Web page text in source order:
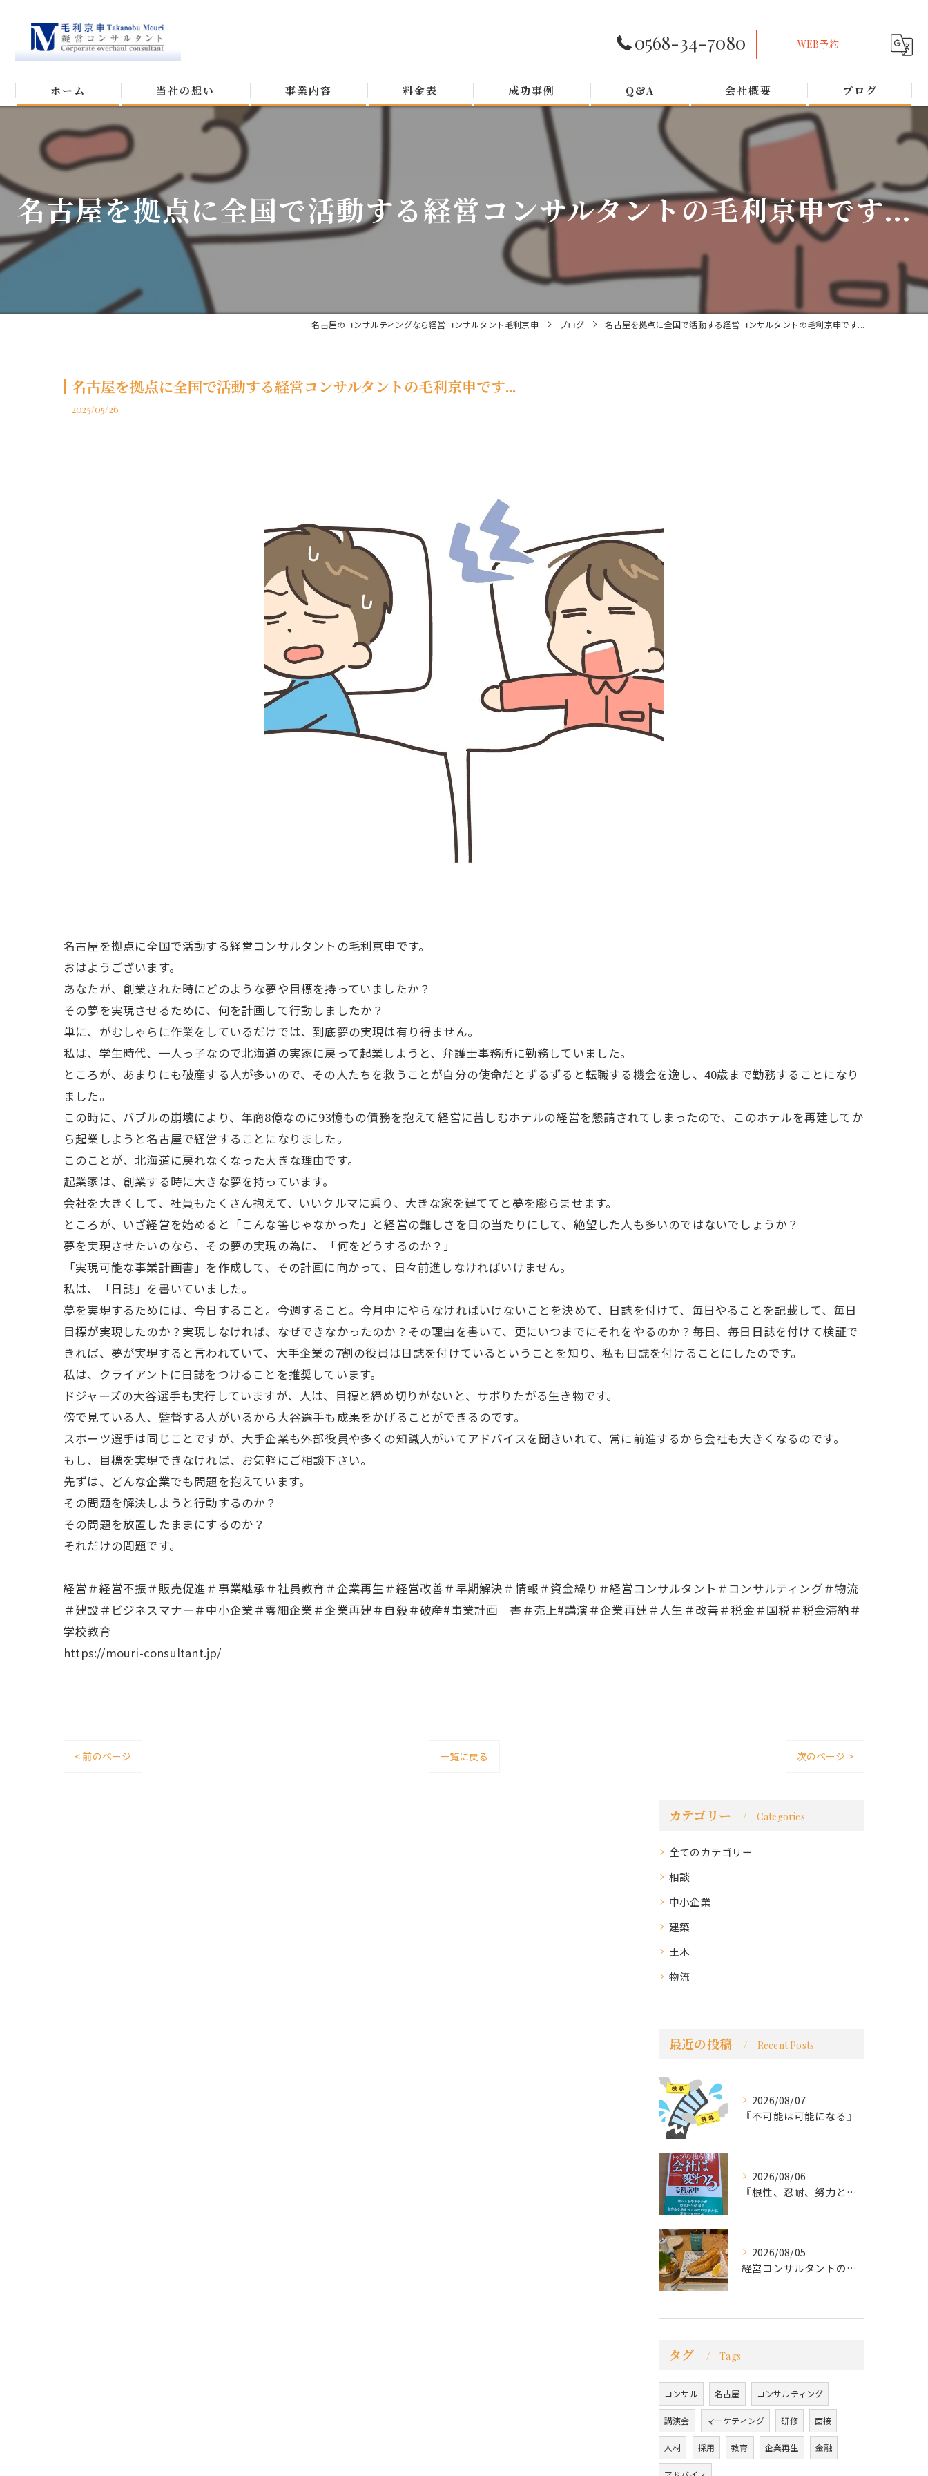
0568-34-7080 WEB予約
ホーム 当社の想い 事業内容 料金表 成功事例 Q&A 会社概要 ブログ
名古屋を拠点に全国で活動する経営コンサルタントの毛利京申です...
名古屋のコンサルティングなら経営コンサルタント毛利京申 ブログ 名古屋を拠点に全国で活動する経営コンサルタントの毛利京申です...
名古屋を拠点に全国で活動する経営コンサルタントの毛利京申です...
2025/05/26
名古屋を拠点に全国で活動する経営コンサルタントの毛利京申です。
おはようございます。
あなたが、創業された時にどのような夢や目標を持っていましたか？
その夢を実現させるために、何を計画して行動しましたか？
単に、がむしゃらに作業をしているだけでは、到底夢の実現は有り得ません。
私は、学生時代、一人っ子なので北海道の実家に戻って起業しようと、弁護士事務所に勤務していました。
ところが、あまりにも破産する人が多いので、その人たちを救うことが自分の使命だとずるずると転職する機会を逸し、40歳まで勤務することになり
ました。
この時に、バブルの崩壊により、年商8億なのに93憶もの債務を抱えて経営に苦しむホテルの経営を懇請されてしまったので、このホテルを再建してか
ら起業しようと名古屋で経営することになりました。
このことが、北海道に戻れなくなった大きな理由です。
起業家は、創業する時に大きな夢を持っています。
会社を大きくして、社員もたくさん抱えて、いいクルマに乗り、大きな家を建ててと夢を膨らませます。
ところが、いざ経営を始めると「こんな筈じゃなかった」と経営の難しさを目の当たりにして、絶望した人も多いのではないでしょうか？
夢を実現させたいのなら、その夢の実現の為に、「何をどうするのか？」
「実現可能な事業計画書」を作成して、その計画に向かって、日々前進しなければいけません。
私は、「日誌」を書いていました。
夢を実現するためには、今日すること。今週すること。今月中にやらなければいけないことを決めて、日誌を付けて、毎日やることを記載して、毎日
目標が実現したのか？実現しなければ、なぜできなかったのか？その理由を書いて、更にいつまでにそれをやるのか？毎日、毎日日誌を付けて検証で
きれば、夢が実現すると言われていて、大手企業の7割の役員は日誌を付けているということを知り、私も日誌を付けることにしたのです。
私は、クライアントに日誌をつけることを推奨しています。
ドジャーズの大谷選手も実行していますが、人は、目標と締め切りがないと、サボりたがる生き物です。
傍で見ている人、監督する人がいるから大谷選手も成果をかげることができるのです。
スポーツ選手は同じことですが、大手企業も外部役員や多くの知識人がいてアドバイスを聞きいれて、常に前進するから会社も大きくなるのです。
もし、目標を実現できなければ、お気軽にご相談下さい。
先ずは、どんな企業でも問題を抱えています。
その問題を解決しようと行動するのか？
その問題を放置したままにするのか？
それだけの問題です。
経営＃経営不振＃販売促進＃事業継承＃社員教育＃企業再生＃経営改善＃早期解決＃情報＃資金繰り＃経営コンサルタント＃コンサルティング＃物流
＃建設＃ビジネスマナー＃中小企業＃零細企業＃企業再建＃自殺＃破産#事業計画 書＃売上#講演＃企業再建＃人生＃改善＃税金＃国税＃税金滞納＃
学校教育
https://mouri-consultant.jp/
< 前のページ 一覧に戻る 次のページ >
カテゴリー Categories
全てのカテゴリー
相談
中小企業
建築
土木
物流
最近の投稿 Recent Posts
2026/08/07
『不可能は可能になる』
2026/08/06
『根性、忍耐、努力という言葉は死語なのか』
2026/08/05
経営コンサルタントのモーちゃん・毛利京申です。
タグ Tags
コンサル 名古屋 コンサルティング
講演会 マーケティング 研修 面接
人材 採用 教育 企業再生 金融